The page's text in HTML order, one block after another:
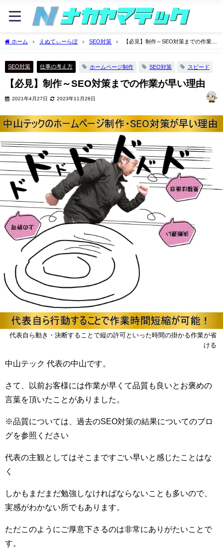
ホーム えぬてぃーらぼ SEO対策
【必見】制作～SEO対策までの作業が
SEO対策 仕事の考え方 ホームページ制作 SEO対策 スピード
【必見】制作～SEO対策までの作業が早い理由
2021年4月27日 2023年11月28日
代表自ら動き・決断することで縦の許可といった時間の掛かる作業が省
ける
中山テック 代表の中山です。
さて、以前お客様には作業が早くて品質も良いとお褒めの
言葉を頂いたことがありました。
※品質については、過去のSEO対策の結果についてのブロ
グを参照ください
代表の主観としてはそこまですごい早いと感じたことはな
く
しかもまだまだ勉強しなければならないことも多いので、
実感がわかない所でもあります。
ただこのようにご厚意下さるのは非常にありがたいことで
す。